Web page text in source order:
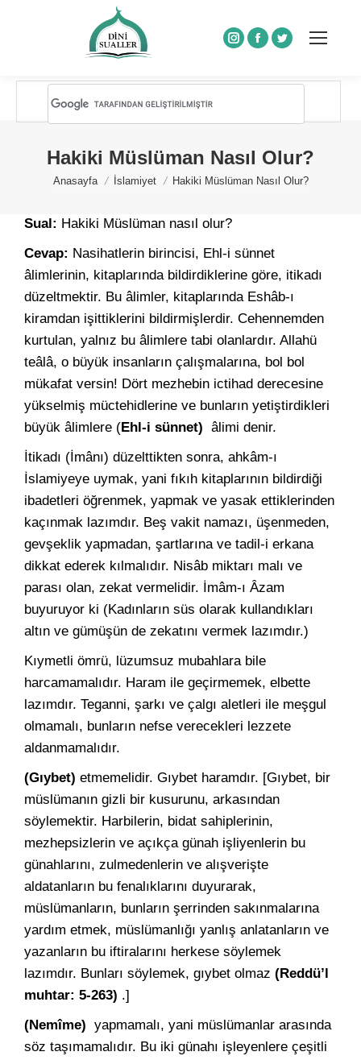
Instagram
Facebook
Twitter
Hakiki Müslüman Nasıl Olur?
You are here:
Anasayfa İslamiyet Hakiki Müslüman Nasıl Olur?
Sual: Hakiki Müslüman nasıl olur?
Cevap: Nasihatlerin birincisi, Ehl-i sünnet
âlimlerinin, kitaplarında bildirdiklerine göre, itikadı
düzeltmektir. Bu âlimler, kitaplarında Eshâb-ı
kiramdan işittiklerini bildirmişlerdir. Cehennemden
kurtulan, yalnız bu âlimlere tabi olanlardır. Allahü
teâlâ, o büyük insanların çalışmalarına, bol bol
mükafat versin! Dört mezhebin ictihad derecesine
yükselmiş müctehidlerine ve bunların yetiştirdikleri
büyük âlimlere (Ehl-i sünnet) âlimi denir.
İtikadı (İmânı) düzelttikten sonra, ahkâm-ı
İslamiyeye uymak, yani fıkıh kitaplarının bildirdiği
ibadetleri öğrenmek, yapmak ve yasak ettiklerinden
kaçınmak lazımdır. Beş vakit namazı, üşenmeden,
gevşeklik yapmadan, şartlarına ve tadil-i erkana
dikkat ederek kılmalıdır. Nisâb miktarı malı ve
parası olan, zekat vermelidir. İmâm-ı Âzam
buyuruyor ki (Kadınların süs olarak kullandıkları
altın ve gümüşün de zekatını vermek lazımdır.)
Kıymetli ömrü, lüzumsuz mubahlara bile
harcamamalıdır. Haram ile geçirmemek, elbette
lazımdır. Teganni, şarkı ve çalgı aletleri ile meşgul
olmamalı, bunların nefse verecekleri lezzete
aldanmamalıdır.
(Gıybet) etmemelidir. Gıybet haramdır. [Gıybet, bir
müslümanın gizli bir kusurunu, arkasından
söylemektir. Harbilerin, bidat sahiplerinin,
mezhepsizlerin ve açıkça günah işliyenlerin bu
günahlarını, zulmedenlerin ve alışverişte
aldatanların bu fenalıklarını duyurarak,
müslümanların, bunların şerrinden sakınmalarına
yardım etmek, müslümanlığı yanlış anlatanların ve
yazanların bu iftiralarını herkese söylemek
lazımdır. Bunları söylemek, gıybet olmaz (Reddü’l
muhtar: 5-263) .]
(Nemîme) yapmamalı, yani müslümanlar arasında
söz taşımamalıdır. Bu iki günahı işleyenlere çeşitli